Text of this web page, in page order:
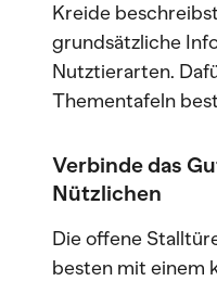
Kreide
grundsätzliche
Nutztierarten.
Thementafeln
Verbinde das
Nützlichen
Die offene
besten mit einem